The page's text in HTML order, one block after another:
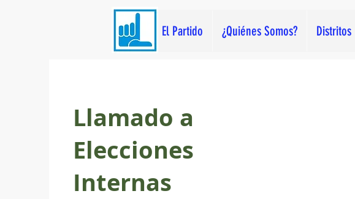
El Partido ¿Quiénes Somos? Distritos
Llamado a
Elecciones
Internas